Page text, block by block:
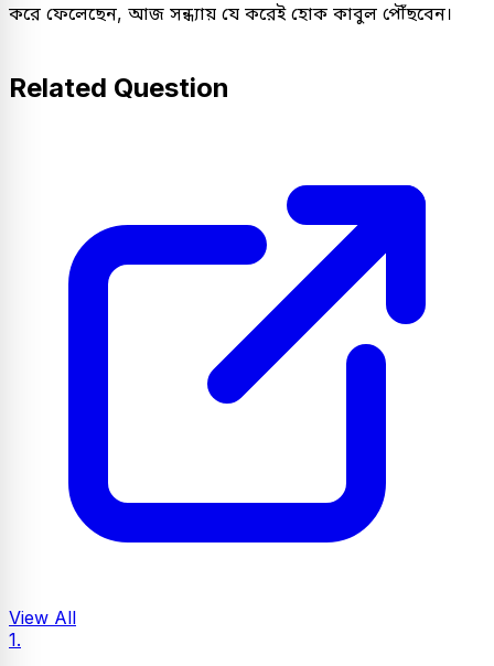
করে ফেলেছেন, আজ সন্ধ্যায় যে করেই হোক কাবুল পৌঁছবেন।
Related Question
View All
1.